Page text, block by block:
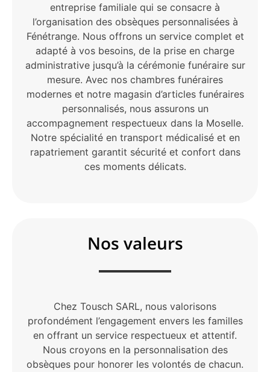
entreprise familiale qui se consacre à
l’organisation des obsèques personnalisées à
Fénétrange. Nous offrons un service complet et
adapté à vos besoins, de la prise en charge
administrative jusqu’à la cérémonie funéraire sur
mesure. Avec nos chambres funéraires
modernes et notre magasin d’articles funéraires
personnalisés, nous assurons un
accompagnement respectueux dans la Moselle.
Notre spécialité en transport médicalisé et en
rapatriement garantit sécurité et confort dans
ces moments délicats.
Nos valeurs
Chez Tousch SARL, nous valorisons
profondément l’engagement envers les familles
en offrant un service respectueux et attentif.
Nous croyons en la personnalisation des
obsèques pour honorer les volontés de chacun.